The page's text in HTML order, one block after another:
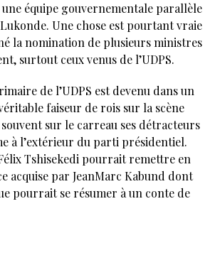
une équipe gouvernementale parallèle
Une chose est pourtant vraie
la nomination de plusieurs ministres
surtout ceux venus de l’UDPS.
de l’UDPS est devenu dans un
faiseur de rois sur la scène
sur le carreau ses détracteurs
à l’extérieur du parti présidentiel.
Tshisekedi pourrait remettre en
acquise par JeanMarc Kabund dont
pourrait se résumer à un conte de